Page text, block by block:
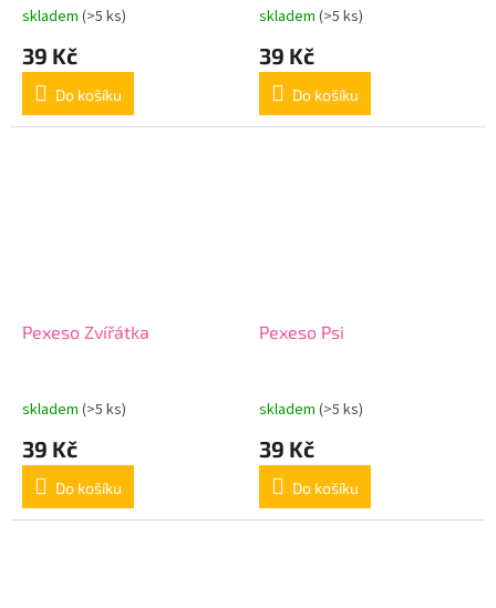
skladem (>5 ks)
39 Kč
Do košíku
skladem (>5 ks)
39 Kč
Do košíku
Pexeso Zvířátka
skladem (>5 ks)
39 Kč
Do košíku
Pexeso Psi
skladem (>5 ks)
39 Kč
Do košíku